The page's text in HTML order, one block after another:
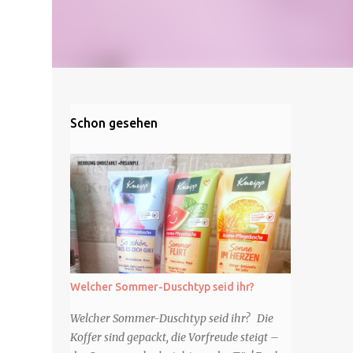
Schon gesehen
Welcher Sommer-Duschtyp seid ihr?
Welcher Sommer-Duschtyp seid ihr? Die
Koffer sind gepackt, die Vorfreude steigt –